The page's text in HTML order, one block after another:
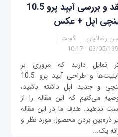
نقد و بررسی آیپد پرو 10.5
اپل + عکس
رضائیان
گجت
03/05/1396 -
تمایل دارید که مروری بر
قابلیت‌ها و طراحی آیپد پرو 10.5
و جدید اپل داشته باشید،
می‌کنیم که این مقاله را از
ندهید. هدف ما در این مقاله
ذره‌بین بردن محصول مورد نظر و
یک...